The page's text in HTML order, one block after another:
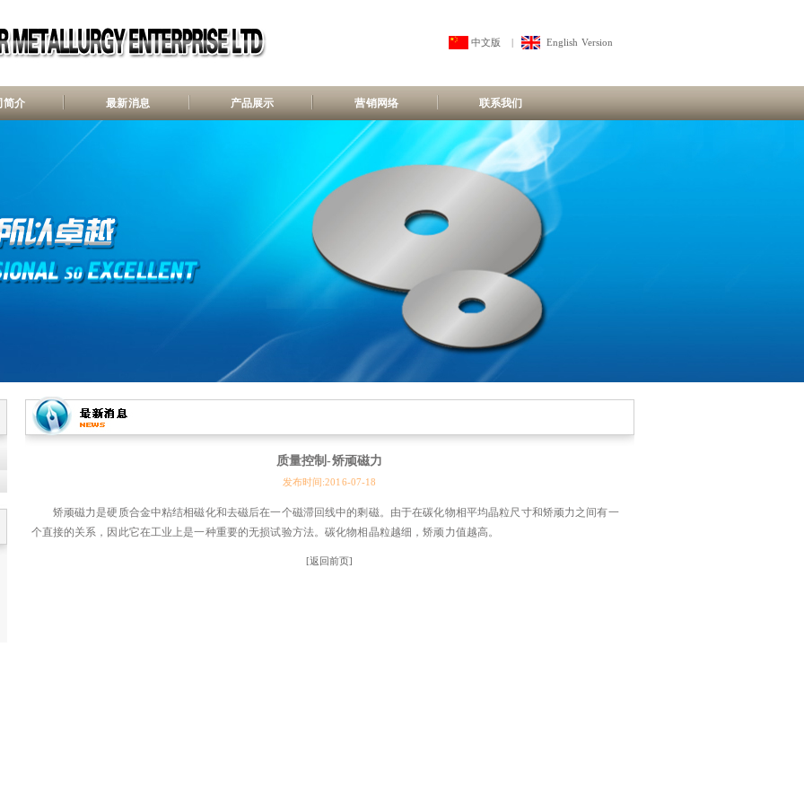
中文版 English Version
简介 最新消息 产品展示 营销网络 联系我们
质量控制-矫顽磁力
发布时间:2016-07-18
矫顽磁力是硬质合金中粘结相磁化和去磁后在一个磁滞回线中的剩磁。由于在碳化物相平均晶粒尺寸和矫顽力之间有一
个直接的关系，因此它在工业上是一种重要的无损试验方法。碳化物相晶粒越细，矫顽力值越高。
[返回前页]